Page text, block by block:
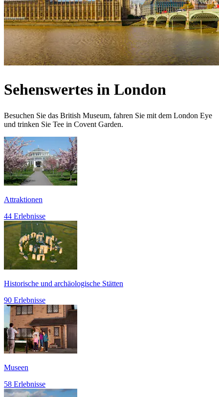
Sehenswertes in London
Besuchen Sie das British Museum, fahren Sie mit dem London Eye
und trinken Sie Tee in Covent Garden.
Attraktionen
44 Erlebnisse
Historische und archäologische Stätten
90 Erlebnisse
Museen
58 Erlebnisse